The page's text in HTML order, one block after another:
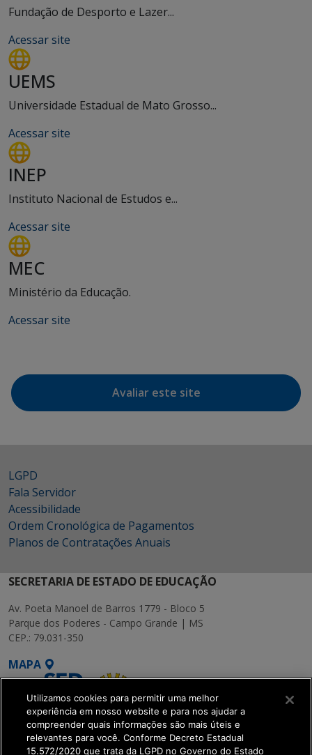
Fundação de Desporto e Lazer...
Acessar site
UEMS
Universidade Estadual de Mato Grosso...
Acessar site
INEP
Instituto Nacional de Estudos e...
Acessar site
MEC
Ministério da Educação.
Acessar site
Avaliar este site
LGPD
Fala Servidor
Acessibilidade
Ordem Cronológica de Pagamentos
Planos de Contratações Anuais
SECRETARIA DE ESTADO DE EDUCAÇÃO
Av. Poeta Manoel de Barros 1779 - Bloco 5
Parque dos Poderes - Campo Grande | MS
CEP.: 79.031-350
MAPA
Utilizamos cookies para permitir uma melhor
experiência em nosso website e para nos ajudar a
compreender quais informações são mais úteis e
relevantes para você. Conforme Decreto Estadual
15.572/2020 que trata da LGPD no Governo do Estado